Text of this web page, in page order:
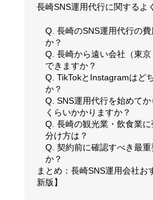
長崎SNS運用代行に関するよ
Q. 長崎のSNS運用代行の
か？
Q. 長崎から遠い会社（東
できますか？
Q. TikTokとInstagramはど
か？
Q. SNS運用代行を始めて
くらいかかりますか？
Q. 長崎の観光業・飲食業
分け方は？
Q. 契約前に確認すべき最
か？
まとめ：長崎SNS運用会社お
新版】